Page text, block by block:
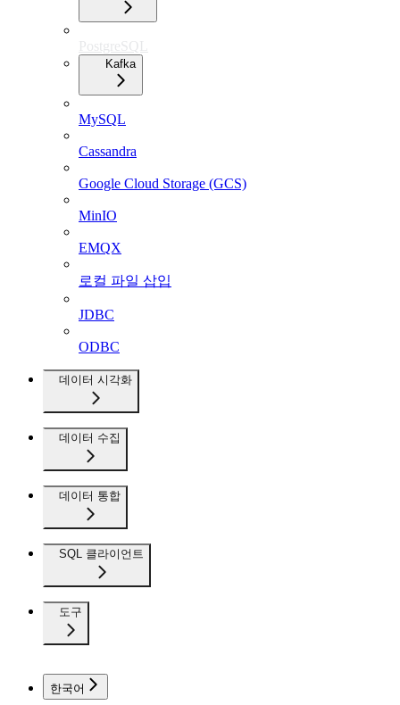
PostgreSQL
Kafka
MySQL
Cassandra
Google Cloud Storage (GCS)
MinIO
EMQX
로컬 파일 삽입
JDBC
ODBC
데이터 시각화
데이터 수집
데이터 통합
SQL 클라이언트
도구
한국어